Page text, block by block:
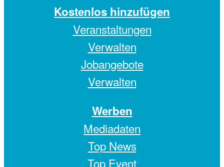
Kostenlos hinzufügen
Veranstaltungen
Verwalten
Jobangebote
Verwalten
Werben
Mediadaten
Top News
Top Event